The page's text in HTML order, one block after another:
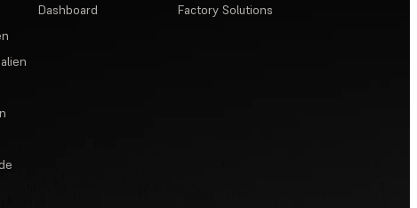
Dashboard
Factory Solutions